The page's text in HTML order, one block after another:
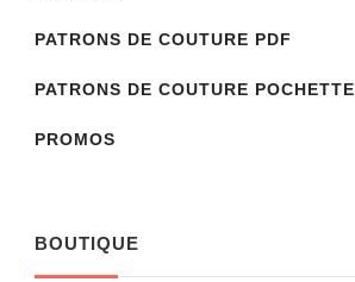
PATRONS DE COUTURE PDF
PATRONS DE COUTURE POCHETTE
PROMOS
BOUTIQUE